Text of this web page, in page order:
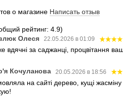
о магазине Написать отзыв
рейтинг: 4.9)
Олеся
22.05.2026 в 01:09
вдячні за саджанці, процвітання
Кочуланова 20.05.2026 в 18:56
на сайті дерево, кущі